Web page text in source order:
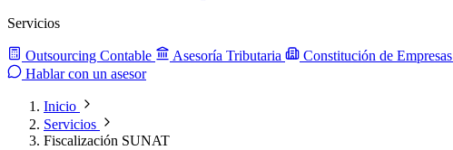
Servicios
Outsourcing Contable Asesoría Tributaria Constitución de Empresas
Hablar con un asesor
Inicio
Servicios
Fiscalización SUNAT